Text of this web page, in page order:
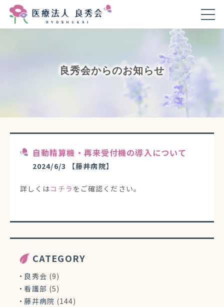
良秀会からのお知らせ
自動精算機・再来受付機の導入について
2024/6/3 【藤井病院】
詳しくはコチラ をご確認ください。
CATEGORY
良秀会 (9)
看護部 (5)
藤井病院 (144)